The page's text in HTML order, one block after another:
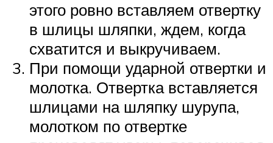
этого ровно вставляем отвертку
в шлицы шляпки, ждем, когда
схватится и выкручиваем.
При помощи ударной отвертки и
молотка. Отвертка вставляется
шлицами на шляпку шурупа,
молотком по отвертке